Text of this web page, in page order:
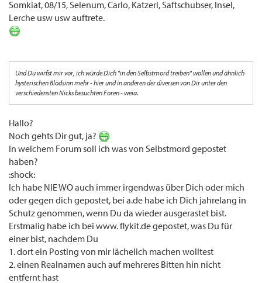
Somkiat, 08/15, Selenum, Carlo, Katzerl, Saftschubser, Insel,
Lerche usw usw auftrete.
Und Du wirfst mir vor, ich würde Dich "in den Selbstmord treiben" wollen und ähnlich
hysterischen Blödsinn mehr - hier und in anderen der diversen von Dir unter den
verschiedensten Nicks besuchten Foren - weia.
Hallo?
Noch gehts Dir gut, ja?
In welchem Forum soll ich was von Selbstmord gepostet
haben?
:shock:
Ich habe NIE WO auch immer irgendwas über Dich oder mich
oder gegen dich gepostet, bei a.de habe ich Dich jahrelang in
Schutz genommen, wenn Du da wieder ausgerastet bist.
Erstmalig habe ich bei www. flykit.de gepostet, was Du für
einer bist, nachdem Du
1. dort ein Posting von mir lächelich machen wolltest
2. einen Realnamen auch auf mehreres Bitten hin nicht
entfernt hast